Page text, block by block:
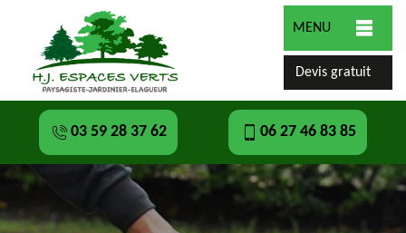
MENU
Devis gratuit
03 59 28 37 62 06 27 46 83 85